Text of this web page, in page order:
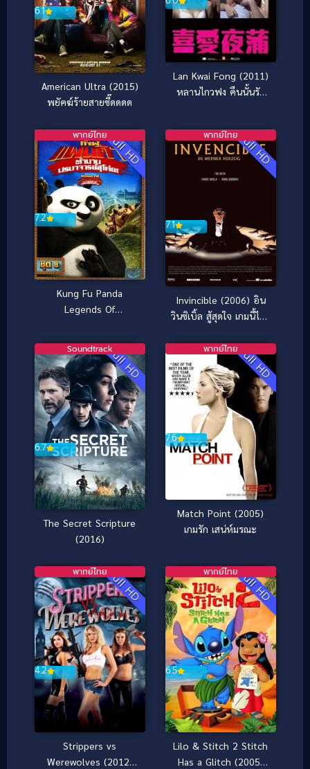
6.1
American Ultra (2015)
พยัคฆ์ร้ายสายซี๊ดดดด
Lan Kwai Fong (2011)
หลานไกวฟง คืนนั้นรัก
Full HD
7.2
พากย์ไทย
Kung Fu Panda
Legends Of
กังฟูแพนด้า ตำนาน
ปรมาจารย์สุโค่ย! ชุด 8
Full HD
7.1
พากย์ไทย
Invincible (2006) อิน
วินซิเบิ้ล สู้สุดใจ เกมนี้ไม่มี
Full HD
6.7
Soundtrack
The Secret Scripture
(2016)
Full HD
7.6
พากย์ไทย
Match Point (2005)
เกมรัก เสน่ห์มรณะ
Full HD
4.2
พากย์ไทย
Strippers vs
Werewolves (2012)
Full HD
6.5
พากย์ไทย
Lilo & Stitch 2 Stitch
Has a Glitch (2005)